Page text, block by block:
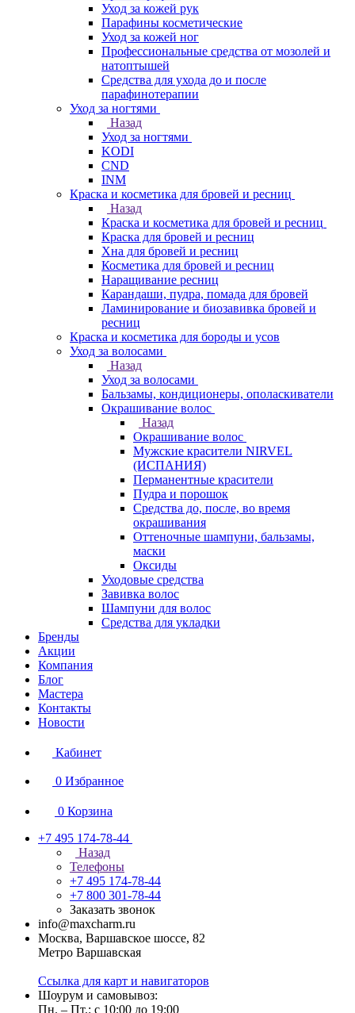
Уход за кожей рук
Парафины косметические
Уход за кожей ног
Профессиональные средства от мозолей и
натоптышей
Средства для ухода до и после
парафинотерапии
Уход за ногтями
Назад
Уход за ногтями
KODI
CND
INM
Краска и косметика для бровей и ресниц
Назад
Краска и косметика для бровей и ресниц
Краска для бровей и ресниц
Хна для бровей и ресниц
Косметика для бровей и ресниц
Наращивание ресниц
Карандаши, пудра, помада для бровей
Ламинирование и биозавивка бровей и
ресниц
Краска и косметика для бороды и усов
Уход за волосами
Назад
Уход за волосами
Бальзамы, кондиционеры, ополаскиватели
Окрашивание волос
Назад
Окрашивание волос
Мужские красители NIRVEL
(ИСПАНИЯ)
Перманентные красители
Пудра и порошок
Средства до, после, во время
окрашивания
Оттеночные шампуни, бальзамы,
маски
Оксиды
Уходовые средства
Завивка волос
Шампуни для волос
Средства для укладки
Бренды
Акции
Компания
Блог
Мастера
Контакты
Новости
Кабинет
0 Избранное
0 Корзина
+7 495 174-78-44
Назад
Телефоны
+7 495 174-78-44
+7 800 301-78-44
Заказать звонок
info@maxcharm.ru
Москва, Варшавское шоссе, 82
Метро Варшавская
Ссылка для карт и навигаторов
Шоурум и самовывоз:
Пн. – Пт.: с 10:00 до 19:00